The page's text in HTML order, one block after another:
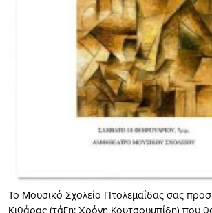
Το Μουσικό Σχολείο Πτολεμαΐδας σας
Κιθάρας (τάξη: Χρόνη Κουτσουμπίδη) που